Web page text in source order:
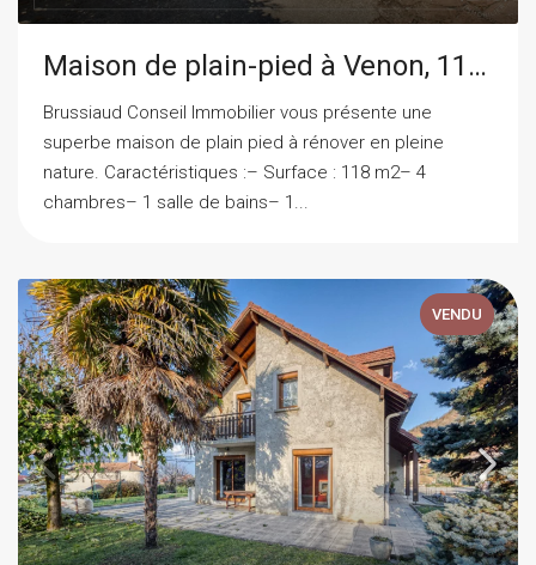
Maison de plain-pied à Venon, 118 m2 à rénover
Brussiaud Conseil Immobilier vous présente une
superbe maison de plain pied à rénover en pleine
nature. Caractéristiques :– Surface : 118 m2– 4
chambres– 1 salle de bains– 1...
VENDU